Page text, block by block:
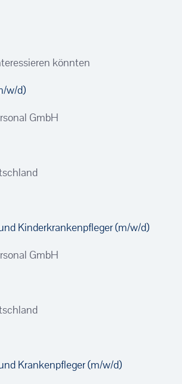
könnten
w/d)
GmbH
Kinderkrankenpfleger (m/w/d)
GmbH
Krankenpfleger (m/w/d)